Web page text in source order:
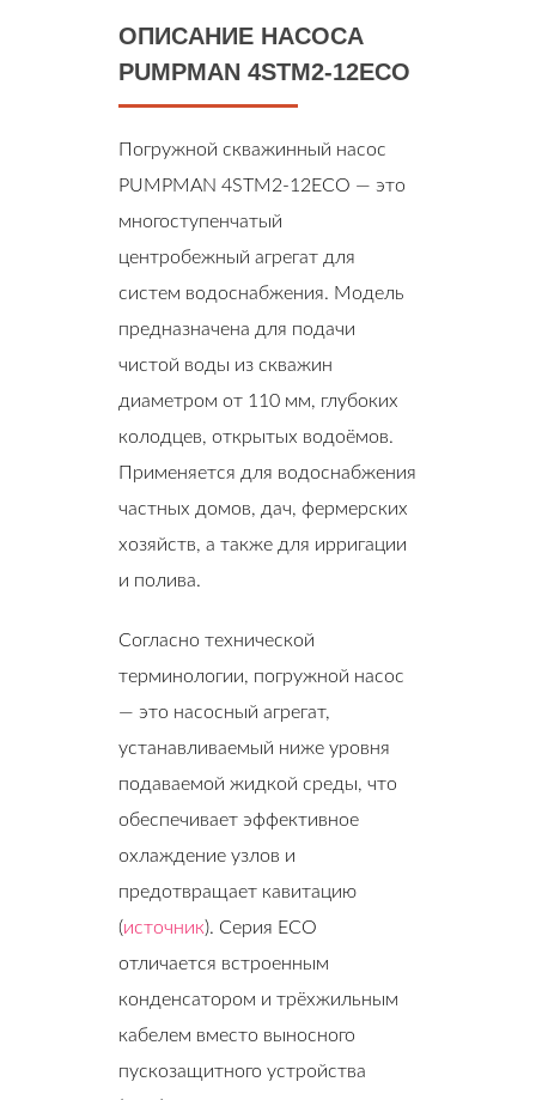
ОПИСАНИЕ НАСОСА
PUMPMAN 4STM2-12ECO
Погружной скважинный насос
PUMPMAN 4STM2-12ECO — это
многоступенчатый
центробежный агрегат для
систем водоснабжения. Модель
предназначена для подачи
чистой воды из скважин
диаметром от 110 мм, глубоких
колодцев, открытых водоёмов.
Применяется для водоснабжения
частных домов, дач, фермерских
хозяйств, а также для ирригации
и полива.
Согласно технической
терминологии, погружной насос
— это насосный агрегат,
устанавливаемый ниже уровня
подаваемой жидкой среды, что
обеспечивает эффективное
охлаждение узлов и
предотвращает кавитацию
(источник). Серия ECO
отличается встроенным
конденсатором и трёхжильным
кабелем вместо выносного
пускозащитного устройства